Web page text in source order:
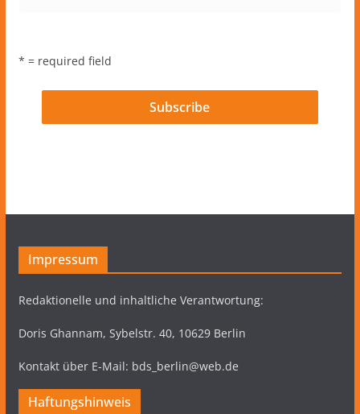
* = required field
Impressum
Redaktionelle und inhaltliche Verantwortung:
Doris Ghannam, Sybelstr. 40, 10629 Berlin
Kontakt über E-Mail: bds_berlin@web.de
Haftungshinweis